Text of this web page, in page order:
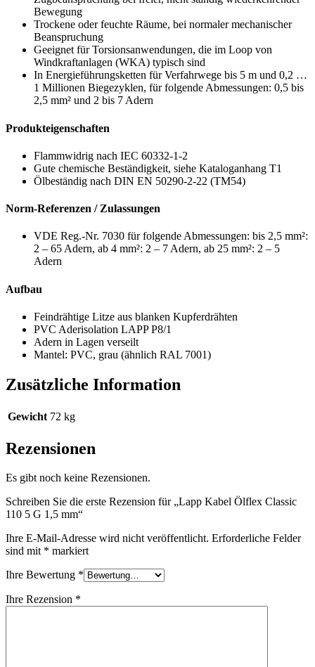
Bewegung
Trockene oder feuchte Räume, bei normaler mechanischer
Beanspruchung
Geeignet für Torsionsanwendungen, die im Loop von
Windkraftanlagen (WKA) typisch sind
In Energieführungsketten für Verfahrwege bis 5 m und 0,2 …
1 Millionen Biegezyklen, für folgende Abmessungen: 0,5 bis
2,5 mm² und 2 bis 7 Adern
Produkteigenschaften
Flammwidrig nach IEC 60332-1-2
Gute chemische Beständigkeit, siehe Kataloganhang T1
Ölbeständig nach DIN EN 50290-2-22 (TM54)
Norm-Referenzen / Zulassungen
VDE Reg.-Nr. 7030 für folgende Abmessungen: bis 2,5 mm²:
2 – 65 Adern, ab 4 mm²: 2 – 7 Adern, ab 25 mm²: 2 – 5
Adern
Aufbau
Feindrähtige Litze aus blanken Kupferdrähten
PVC Aderisolation LAPP P8/1
Adern in Lagen verseilt
Mantel: PVC, grau (ähnlich RAL 7001)
Zusätzliche Information
Gewicht 72 kg
Rezensionen
Es gibt noch keine Rezensionen.
Schreiben Sie die erste Rezension für „Lapp Kabel Ölflex Classic
110 5 G 1,5 mm“
Ihre E-Mail-Adresse wird nicht veröffentlicht. Erforderliche Felder
sind mit * markiert
Ihre Bewertung *
Ihre Rezension *